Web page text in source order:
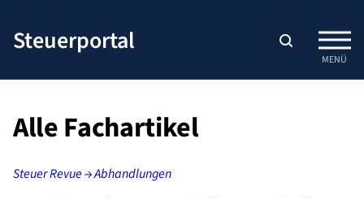
Inhalt
springen
Steuerportal
MENÜ
Alle Fachartikel
Steuer Revue → Abhandlungen